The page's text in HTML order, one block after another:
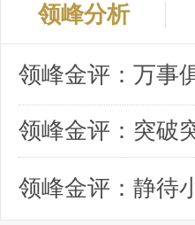
领峰分析
领峰金评：突破